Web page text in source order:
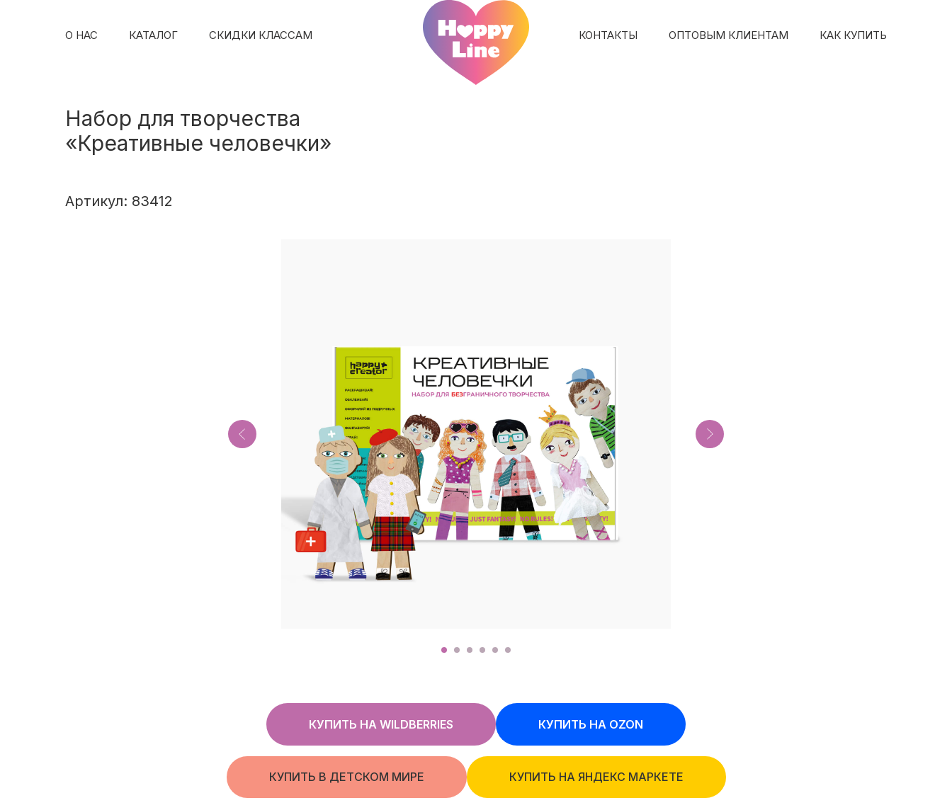
О НАС КАТАЛОГ СКИДКИ КЛАССАМ КОНТАКТЫ ОПТОВЫМ КЛИЕНТАМ КАК КУПИТЬ
Набор для творчества
«Креативные человечки»
Артикул: 83412
КУПИТЬ НА WILDBERRIES КУПИТЬ НА OZON
КУПИТЬ В ДЕТСКОМ МИРЕ КУПИТЬ НА ЯНДЕКС МАРКЕТЕ